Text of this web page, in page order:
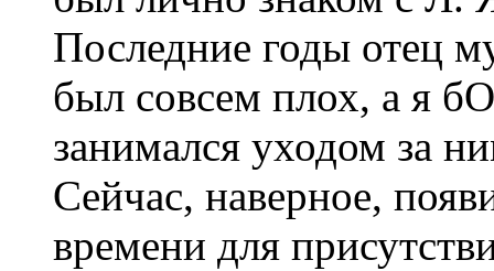
Последние годы отец
был совсем плох, а я
занимался уходом за
Сейчас, наверное,
времени для